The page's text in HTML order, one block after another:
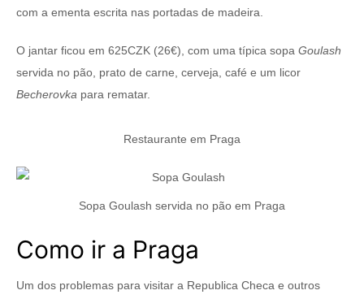
com a ementa escrita nas portadas de madeira.
O jantar ficou em 625CZK (26€), com uma típica sopa Goulash
servida no pão, prato de carne, cerveja, café e um licor
Becherovka para rematar.
Restaurante em Praga
Sopa Goulash servida no pão em Praga
Como ir a Praga
Um dos problemas para visitar a Republica Checa e outros